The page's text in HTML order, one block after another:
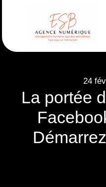
24
La portée